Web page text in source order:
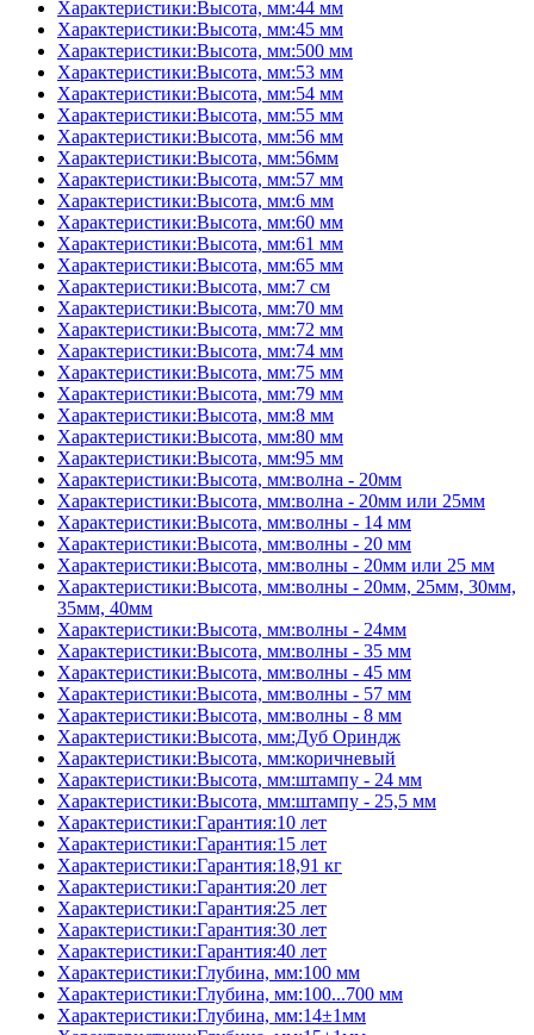
Характеристики:Высота, мм:44 мм
Характеристики:Высота, мм:45 мм
Характеристики:Высота, мм:500 мм
Характеристики:Высота, мм:53 мм
Характеристики:Высота, мм:54 мм
Характеристики:Высота, мм:55 мм
Характеристики:Высота, мм:56 мм
Характеристики:Высота, мм:56мм
Характеристики:Высота, мм:57 мм
Характеристики:Высота, мм:6 мм
Характеристики:Высота, мм:60 мм
Характеристики:Высота, мм:61 мм
Характеристики:Высота, мм:65 мм
Характеристики:Высота, мм:7 см
Характеристики:Высота, мм:70 мм
Характеристики:Высота, мм:72 мм
Характеристики:Высота, мм:74 мм
Характеристики:Высота, мм:75 мм
Характеристики:Высота, мм:79 мм
Характеристики:Высота, мм:8 мм
Характеристики:Высота, мм:80 мм
Характеристики:Высота, мм:95 мм
Характеристики:Высота, мм:волна - 20мм
Характеристики:Высота, мм:волна - 20мм или 25мм
Характеристики:Высота, мм:волны - 14 мм
Характеристики:Высота, мм:волны - 20 мм
Характеристики:Высота, мм:волны - 20мм или 25 мм
Характеристики:Высота, мм:волны - 20мм, 25мм, 30мм,
35мм, 40мм
Характеристики:Высота, мм:волны - 24мм
Характеристики:Высота, мм:волны - 35 мм
Характеристики:Высота, мм:волны - 45 мм
Характеристики:Высота, мм:волны - 57 мм
Характеристики:Высота, мм:волны - 8 мм
Характеристики:Высота, мм:Дуб Ориндж
Характеристики:Высота, мм:коричневый
Характеристики:Высота, мм:штампу - 24 мм
Характеристики:Высота, мм:штампу - 25,5 мм
Характеристики:Гарантия:10 лет
Характеристики:Гарантия:15 лет
Характеристики:Гарантия:18,91 кг
Характеристики:Гарантия:20 лет
Характеристики:Гарантия:25 лет
Характеристики:Гарантия:30 лет
Характеристики:Гарантия:40 лет
Характеристики:Глубина, мм:100 мм
Характеристики:Глубина, мм:100...700 мм
Характеристики:Глубина, мм:14±1мм